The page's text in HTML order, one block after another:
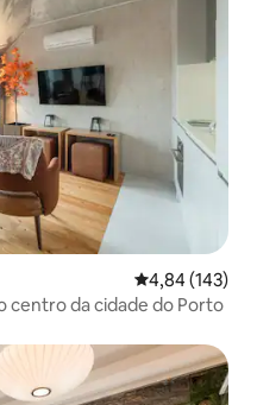
Classificação
4,84 (143)
centro da cidade do Porto